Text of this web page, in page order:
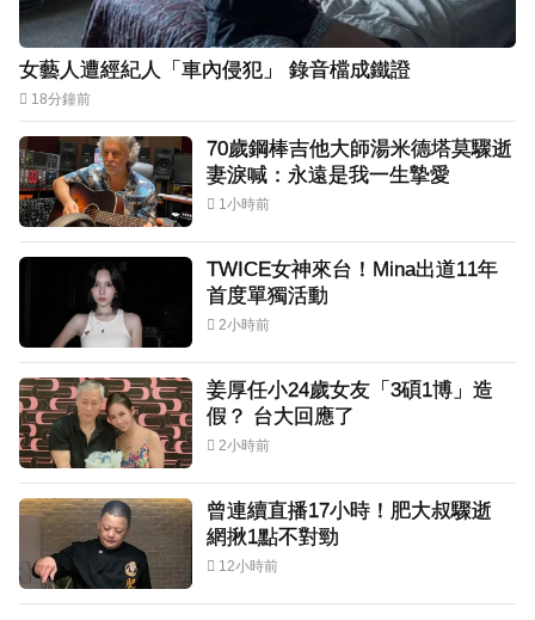
女藝人遭經紀人「車內侵犯」 錄音檔成鐵證
18分鐘前
70歲鋼棒吉他大師湯米德塔莫驟逝
妻淚喊：永遠是我一生摯愛
1小時前
TWICE女神來台！Mina出道11年
首度單獨活動
2小時前
姜厚任小24歲女友「3碩1博」造
假？ 台大回應了
2小時前
曾連續直播17小時！肥大叔驟逝
網揪1點不對勁
12小時前